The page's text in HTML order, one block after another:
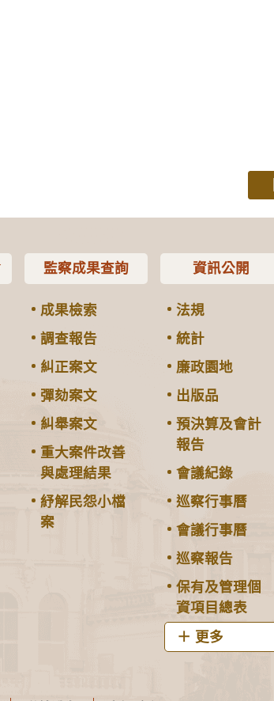
監察成果查詢
成果檢索
調查報告
糾正案文
彈劾案文
糾舉案文
重大案件改善
與處理結果
紓解民怨小檔
案
資訊公開
法規
統計
廉政園地
出版品
預決算及會計
報告
會議紀錄
巡察行事曆
會議行事曆
巡察報告
保有及管理個
資項目總表
更多